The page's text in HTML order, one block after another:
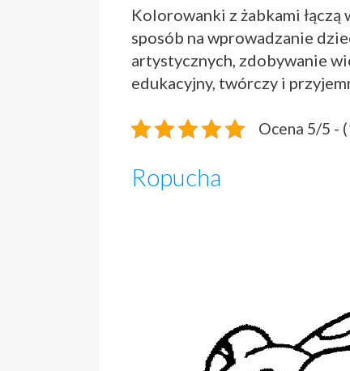
Kolorowanki z żabkami
sposób na wprowadzanie
artystycznych, zdobywanie
edukacyjny, twórczy i
Ocena 5/5 -
Ropucha